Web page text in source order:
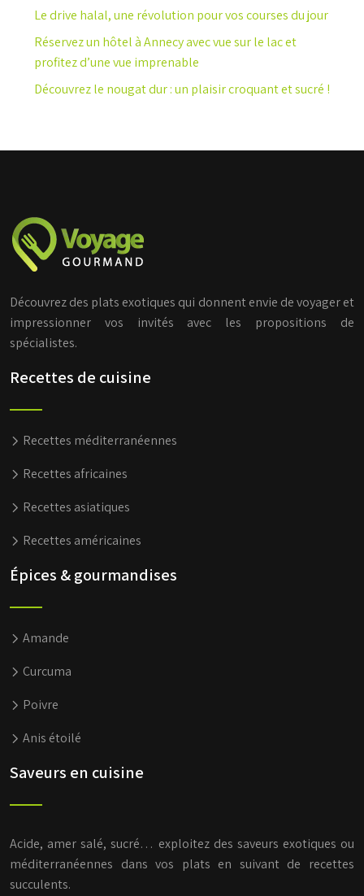
Le drive halal, une révolution pour vos courses du jour
Réservez un hôtel à Annecy avec vue sur le lac et
profitez d’une vue imprenable
Découvrez le nougat dur : un plaisir croquant et sucré !
Découvrez des plats exotiques qui donnent envie de voyager et
impressionner vos invités avec les propositions de
spécialistes.
Recettes de cuisine
Recettes méditerranéennes
Recettes africaines
Recettes asiatiques
Recettes américaines
Épices & gourmandises
Amande
Curcuma
Poivre
Anis étoilé
Saveurs en cuisine
Acide, amer salé, sucré… exploitez des saveurs exotiques ou
méditerranéennes dans vos plats en suivant de recettes
succulents.